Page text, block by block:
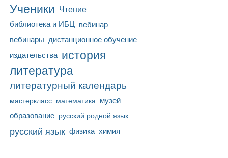
Ученики Чтение
библиотека и ИБЦ вебинар
вебинары дистанционное обучение
издательства история
литература
литературный календарь
мастеркласс математика музей
образование русский родной язык
русский язык физика химия